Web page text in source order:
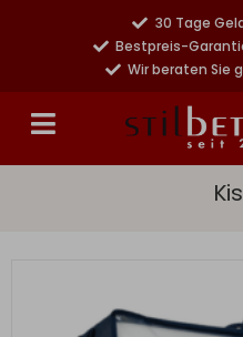
30 Tage
Bestpreis-
Wir beraten Sie